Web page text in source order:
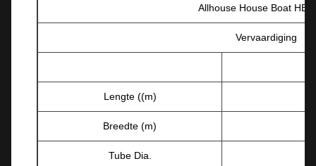
Allhouse House Boat HB-
Vervaardiging
Lengte ((m)
Breedte (m)
Tube Dia.